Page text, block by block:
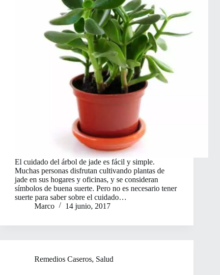
El cuidado del árbol de jade es fácil y simple.
Muchas personas disfrutan cultivando plantas de
jade en sus hogares y oficinas, y se consideran
símbolos de buena suerte. Pero no es necesario tener
suerte para saber sobre el cuidado…
Marco
14 junio, 2017
Remedios Caseros, Salud